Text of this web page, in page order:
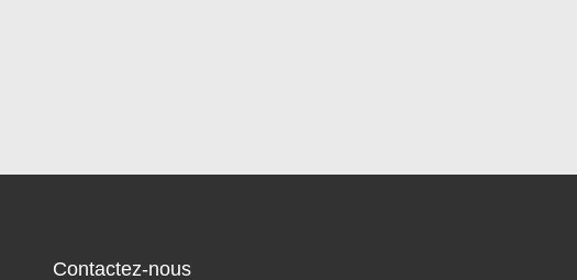
Contactez-nous